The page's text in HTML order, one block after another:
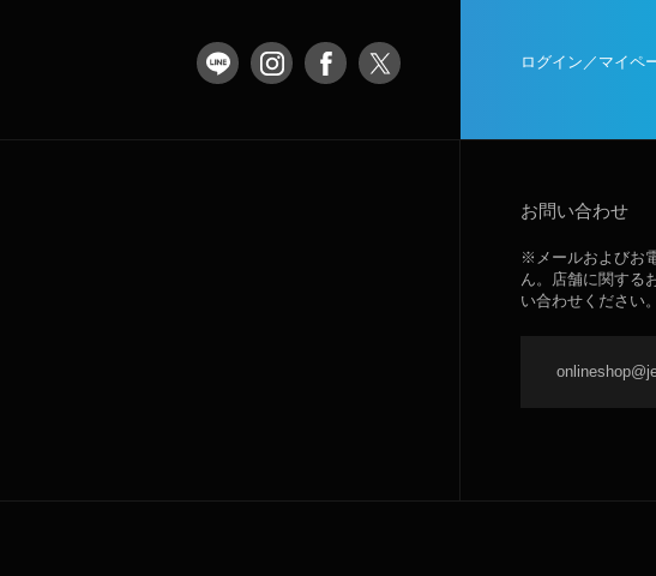
ログイン／マイペ
お問い合わせ
※メールおよびお
ん。店舗に関する
い合わせください。